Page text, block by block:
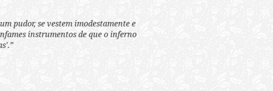
se vestem imodestamente e
instrumentos de que o inferno